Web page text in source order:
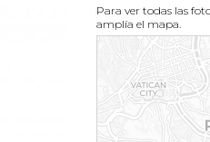
Para ver todas las
amplía el mapa.